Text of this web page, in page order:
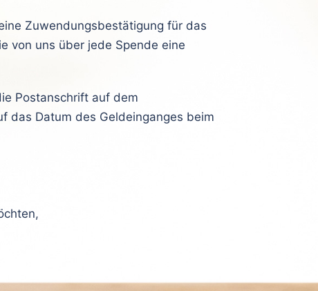
Zuwendungsbestätigung für das
von uns über jede Spende eine
Postanschrift auf dem
das Datum des Geldeinganges beim